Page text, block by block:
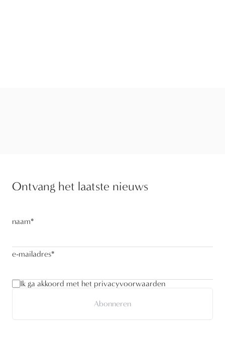
Ontvang het laatste nieuws
naam*
e-mailadres*
Ik ga akkoord met het privacyvoorwaarden
Abonneren